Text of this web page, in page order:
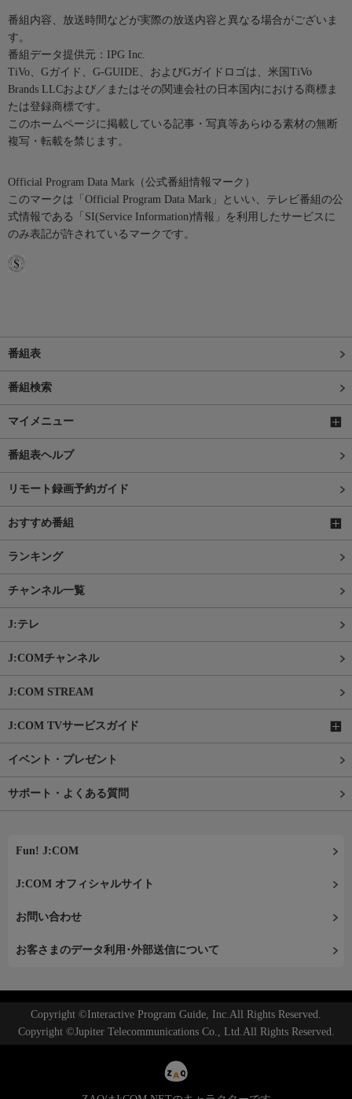
番組内容、放送時間などが実際の放送内容と異なる場合がございま
す。
番組データ提供元：IPG Inc.
TiVo、Gガイド、G-GUIDE、およびGガイドロゴは、米国TiVo
Brands LLCおよび／またはその関連会社の日本国内における商標ま
たは登録商標です。
このホームページに掲載している記事・写真等あらゆる素材の無断
複写・転載を禁じます。
Official Program Data Mark（公式番組情報マーク）
このマークは「Official Program Data Mark」といい、テレビ番組の公
式情報である「SI(Service Information)情報」を利用したサービスに
のみ表記が許されているマークです。
番組表
番組検索
マイメニュー
番組表ヘルプ
リモート録画予約ガイド
おすすめ番組
ランキング
チャンネル一覧
J:テレ
J:COMチャンネル
J:COM STREAM
J:COM TVサービスガイド
イベント・プレゼント
サポート・よくある質問
Fun! J:COM
J:COM オフィシャルサイト
お問い合わせ
お客さまのデータ利用･外部送信について
Copyright ©Interactive Program Guide, Inc.All Rights Reserved.
Copyright ©Jupiter Telecommunications Co., Ltd.All Rights Reserved.